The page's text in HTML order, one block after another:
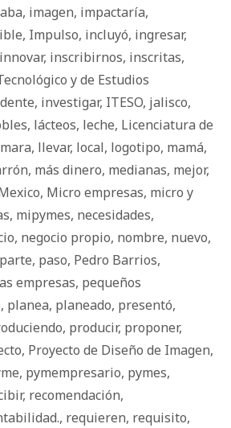
, imagen, impactaría,
, Impulso, incluyó, ingresar,
innovar, inscribirnos, inscritas,
y de Estudios
, investigar, ITESO, jalisco,
, lácteos, leche, Licenciatura de
, llevar, local, logotipo, mamá,
, más dinero, medianas, mejor,
, Micro empresas, micro y
, mipymes, necesidades,
, negocio propio, nombre, nuevo,
parte, paso, Pedro Barrios,
empresas, pequeños
, planea, planeado, presentó,
, producir, proponer,
, Proyecto de Diseño de Imagen,
, pymempresario, pymes,
, recomendación,
, requieren, requisito,